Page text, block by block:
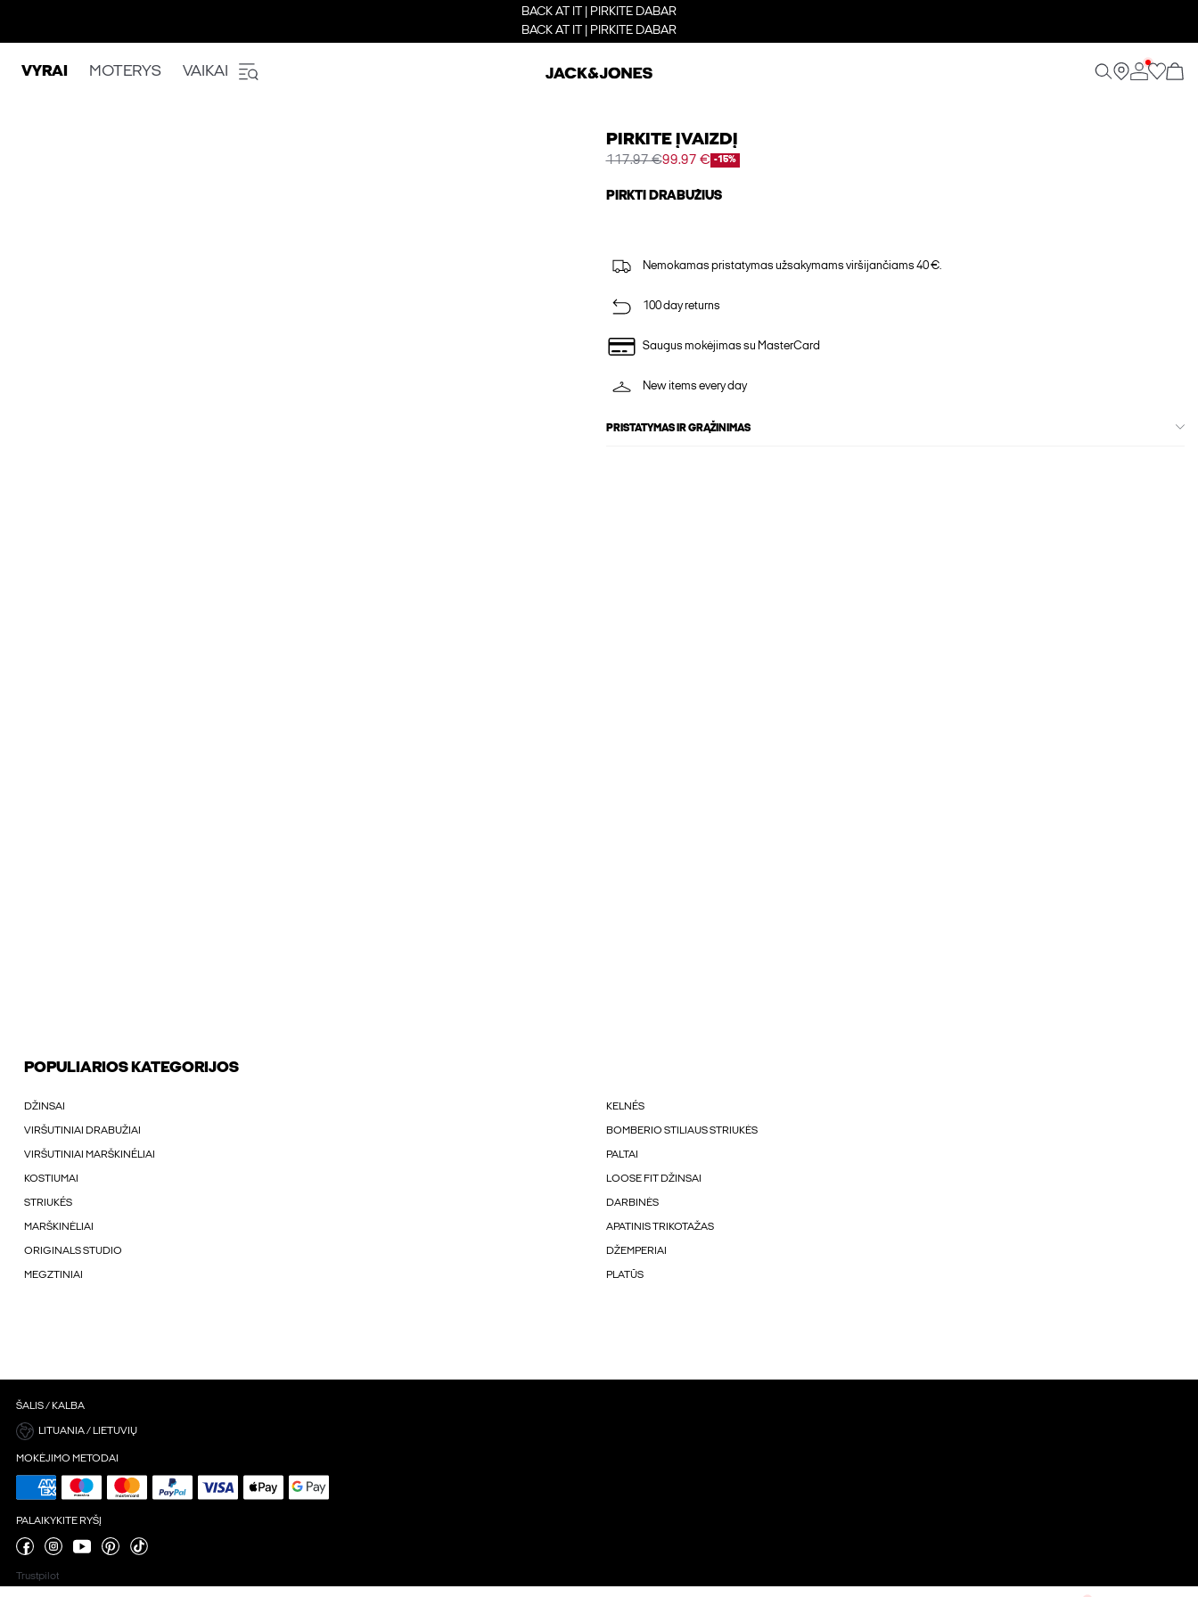
BACK AT IT | PIRKITE DABAR
BACK AT IT | PIRKITE DABAR
VYRAI MOTERYS VAIKAI
PIRKITE ĮVAIZDĮ
117.97 €99.97 € -15%
PIRKTI DRABUŽIUS
Nemokamas pristatymas užsakymams viršijančiams 40 €.
100 day returns
Saugus mokėjimas su MasterCard
New items every day
PRISTATYMAS IR GRĄŽINIMAS
POPULIARIOS KATEGORIJOS
DŽINSAI KELNÉS
VIRŠUTINIAI DRABUŽIAI BOMBERIO STILIAUS STRIUKĖS
VIRŠUTINIAI MARŠKINÉLIAI PALTAI
KOSTIUMAI LOOSE FIT DŽINSAI
STRIUKÉS DARBINĖS
MARŠKINĖLIAI APATINIS TRIKOTAŽAS
ORIGINALS STUDIO DŽEMPERIAI
MEGZTINIAI PLATŪS
ŠALIS / KALBA
LITUANIA / LIETUVIŲ
MOKĖJIMO METODAI
PALAIKYKITE RYŠĮ
Trustpilot